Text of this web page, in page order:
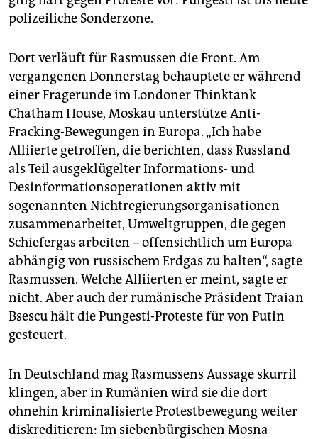
polizeiliche Sonderzone.
Dort verläuft für Rasmussen die Front. Am
vergangenen Donnerstag behauptete er während
einer Fragerunde im Londoner Thinktank
Chatham House, Moskau unterstütze Anti-
Fracking-Bewegungen in Europa. „Ich habe
Alliierte getroffen, die berichten, dass Russland
als Teil ausgeklügelter Informations- und
Desinformationsoperationen aktiv mit
sogenannten Nichtregierungsorganisationen
zusammenarbeitet, Umweltgruppen, die gegen
Schiefergas arbeiten – offensichtlich um Europa
abhängig von russischem Erdgas zu halten“, sagte
Rasmussen. Welche Alliierten er meint, sagte er
nicht. Aber auch der rumänische Präsident Traian
Bsescu hält die Pungesti-Proteste für von Putin
gesteuert.
In Deutschland mag Rasmussens Aussage skurril
klingen, aber in Rumänien wird sie die dort
ohnehin kriminalisierte Protestbewegung weiter
diskreditieren: Im siebenbürgischen Mosna